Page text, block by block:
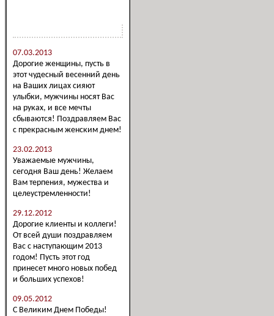
07.03.2013
Дорогие женщины, пусть в
этот чудесный весенний день
на Ваших лицах сияют
улыбки, мужчины носят Вас
на руках, и все мечты
сбываются! Поздравляем Вас
с прекрасным женским днем!
23.02.2013
Уважаемые мужчины,
сегодня Ваш день! Желаем
Вам терпения, мужества и
целеустремленности!
29.12.2012
Дорогие клиенты и коллеги!
От всей души поздравляем
Вас с наступающим 2013
годом! Пусть этот год
принесет много новых побед
и больших успехов!
09.05.2012
С Великим Днем Победы!